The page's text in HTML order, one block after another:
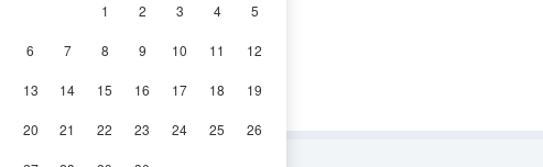
1
2 3 4 5
6 7 8 9 10 11 12
13 14 15 16 17 18 19
20 21 22 23 24 25 26
淋浴